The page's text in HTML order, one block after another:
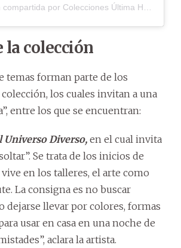
Una publicación compartida por Colecciones Última Hora (@coleccionesuh)
la colección
temas forman parte de los
los cuales invitan a una
entre los que se encuentran:
Diverso, en el cual invita
Se trata de los inicios de
en los talleres, el arte como
La consigna es no buscar
dejarse llevar por colores, formas
usar en casa en una noche de
aclara la artista.